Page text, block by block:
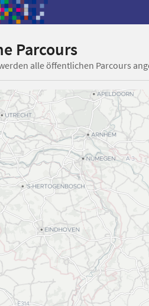
Parcours
alle öffentlichen Parcours